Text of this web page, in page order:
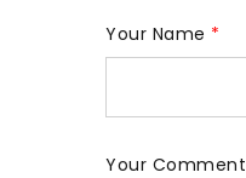
Your Name *
Your Comment